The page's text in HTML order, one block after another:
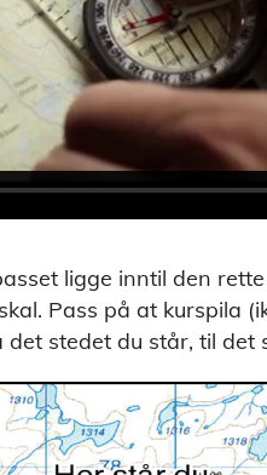
ligge inntil den
Pass på at kurspila
stedet du står, til det